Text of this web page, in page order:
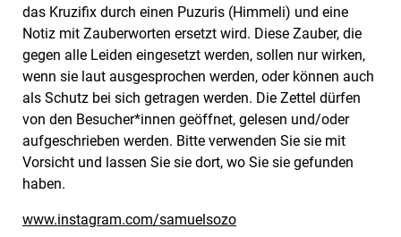
das Kruzifix durch einen Puzuris (Himmeli) und eine
Notiz mit Zauberworten ersetzt wird. Diese Zauber, die
gegen alle Leiden eingesetzt werden, sollen nur wirken,
wenn sie laut ausgesprochen werden, oder können auch
als Schutz bei sich getragen werden. Die Zettel dürfen
von den Besucher*innen geöffnet, gelesen und/oder
aufgeschrieben werden. Bitte verwenden Sie sie mit
Vorsicht und lassen Sie sie dort, wo Sie sie gefunden
haben.
www.instagram.com/samuelsozo